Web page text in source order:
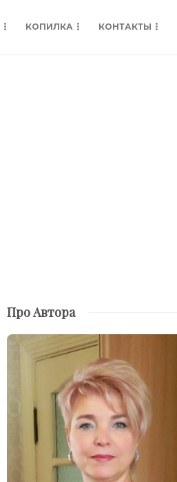
КОПИЛКА КОНТАКТЫ
Про Автора